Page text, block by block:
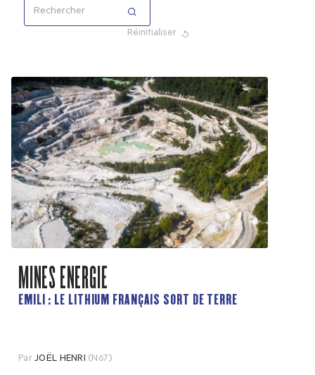
Réinitialiser
MINES ENERGIE
EMILI : LE LITHIUM FRANÇAIS SORT DE TERRE
ParJOËL HENRI (N67)